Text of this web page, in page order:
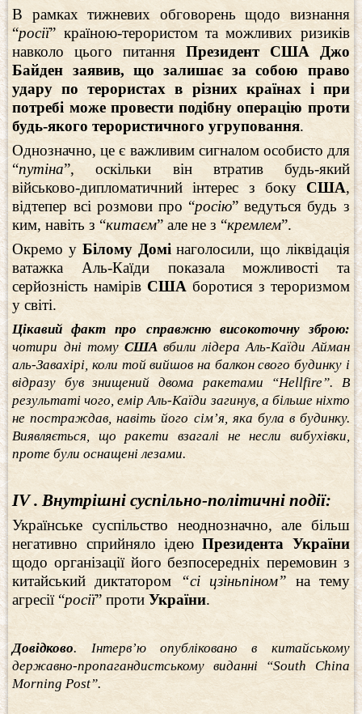
В рамках тижневих обговорень щодо визнання
“росії” країною-терористом та можливих ризиків
навколо цього питання Президент США Джо
Байден заявив, що залишає за собою право
удару по терористах в різних країнах і при
потребі може провести подібну операцію проти
будь-якого терористичного угруповання.
Однозначно, це є важливим сигналом особисто для
“путіна”, оскільки він втратив будь-який
військово-дипломатичний інтерес з боку США,
відтепер всі розмови про “росію” ведуться будь з
ким, навіть з “китаєм” але не з “кремлем”.
Окремо у Білому Домінаголосили, що ліквідація
ватажка Аль-Каїди показала можливості та
серйозність намірів США боротися з тероризмом
у світі.
Цікавий факт про справжню високоточну зброю:
чотири дні тому СШАвбили лідера Аль-Каїди Айман
аль-Завахірі, коли той вийшов на балкон свого будинку і
відразу був знищений двома ракетами “Hellfire”. В
результаті чого, емір Аль-Каїди загинув, а більше ніхто
не постраждав, навіть його сім’я, яка була в будинку.
Виявляється, що ракети взагалі не несли вибухівки,
проте були оснащені лезами.
ІV . Внутрішні суспільно-політичні події:
Українське суспільство неоднозначно, але більш
негативно сприйняло ідеюПрезидента України
щодо організації його безпосередніх перемовин з
китайський диктатором
“сі цзіньпіном” на тему
агресії “росії” протиУкраїни.
Довідково. Інтерв’ю опубліковано в китайському
державно-пропагандистському виданні “South China
Morning Post”.